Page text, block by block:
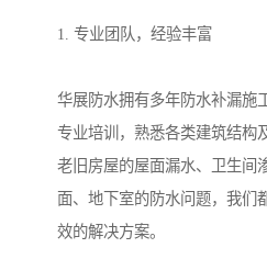
1. 专业团队，经验丰富
华展防水拥有多年防水补漏施
专业培训，熟悉各类建筑结构
老旧房屋的屋面漏水、卫生间
面、地下室的防水问题，我们
效的解决方案。